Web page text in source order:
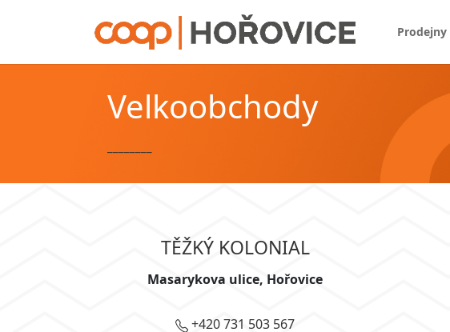
Prodejny
Velkoobchody
TĚŽKÝ KOLONIAL
Masarykova ulice, Hořovice
+420 731 503 567